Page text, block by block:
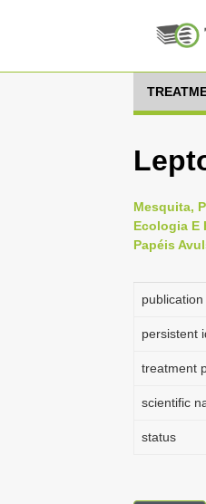
Mesquita,
Ecologia E
Papéis
publication
persistent
treatment
scientific
status